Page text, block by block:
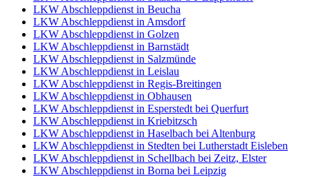
LKW Abschleppdienst in Beucha
LKW Abschleppdienst in Amsdorf
LKW Abschleppdienst in Golzen
LKW Abschleppdienst in Barnstädt
LKW Abschleppdienst in Salzmünde
LKW Abschleppdienst in Leislau
LKW Abschleppdienst in Regis-Breitingen
LKW Abschleppdienst in Obhausen
LKW Abschleppdienst in Esperstedt bei Querfurt
LKW Abschleppdienst in Kriebitzsch
LKW Abschleppdienst in Haselbach bei Altenburg
LKW Abschleppdienst in Stedten bei Lutherstadt Eisleben
LKW Abschleppdienst in Schellbach bei Zeitz, Elster
LKW Abschleppdienst in Borna bei Leipzig